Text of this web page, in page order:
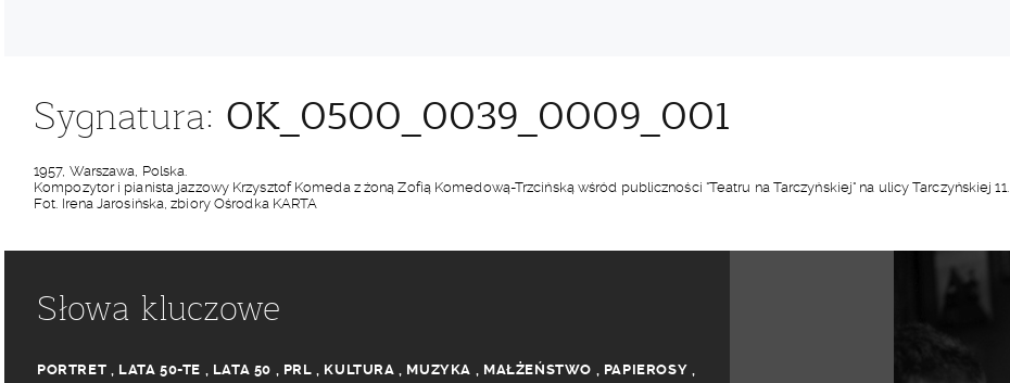
Sygnatura: OK_0500_0039_0009_001
1957, Warszawa, Polska.
Kompozytor i pianista jazzowy Krzysztof Komeda z żoną Zofią Komedową-Trzcińską wśród publiczności "Teatru na Tarczyńskiej" na ulicy Tarczyńskiej 11.
Fot. Irena Jarosińska, zbiory Ośrodka KARTA
Słowa kluczowe
PORTRET , LATA 50-TE , LATA 50 , PRL , KULTURA , MUZYKA , MAŁŻEŃSTWO , PAPIEROSY ,